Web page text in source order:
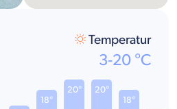
Temperatur
3-20 °C
18°
20° 20°
18°